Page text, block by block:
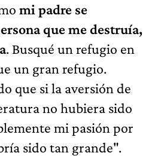
mi padre se
que me destruía,
. Busqué un refugio en
un gran refugio.
que si la aversión de
no hubiera sido
mi pasión por
sido tan grande".